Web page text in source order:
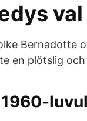
Bernadotte
en plötslig